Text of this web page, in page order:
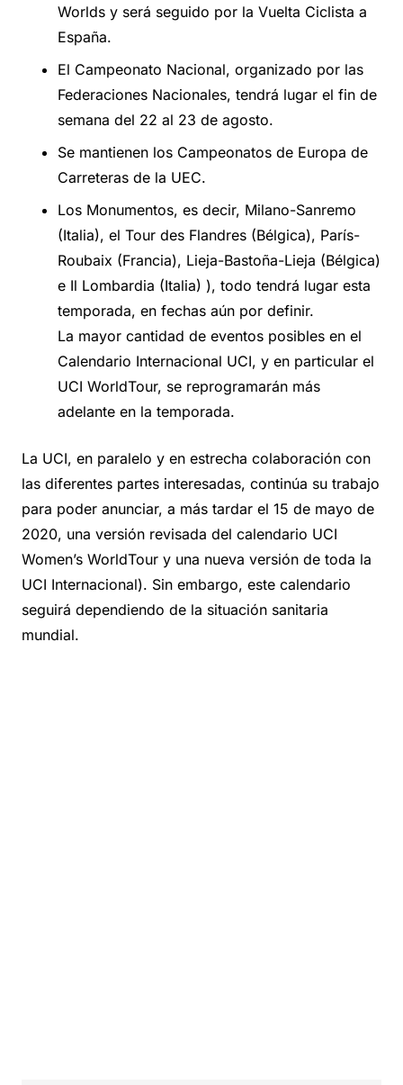
Worlds y será seguido por la Vuelta Ciclista a
España.
El Campeonato Nacional, organizado por las
Federaciones Nacionales, tendrá lugar el fin de
semana del 22 al 23 de agosto.
Se mantienen los Campeonatos de Europa de
Carreteras de la UEC.
Los Monumentos, es decir, Milano-Sanremo
(Italia), el Tour des Flandres (Bélgica), París-
Roubaix (Francia), Lieja-Bastoña-Lieja (Bélgica)
e Il Lombardia (Italia) ), todo tendrá lugar esta
temporada, en fechas aún por definir.
La mayor cantidad de eventos posibles en el
Calendario Internacional UCI, y en particular el
UCI WorldTour, se reprogramarán más
adelante en la temporada.
La UCI, en paralelo y en estrecha colaboración con
las diferentes partes interesadas, continúa su trabajo
para poder anunciar, a más tardar el 15 de mayo de
2020, una versión revisada del calendario UCI
Women’s WorldTour y una nueva versión de toda la
UCI Internacional). Sin embargo, este calendario
seguirá dependiendo de la situación sanitaria
mundial.